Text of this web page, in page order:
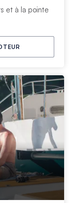
et à la pointe